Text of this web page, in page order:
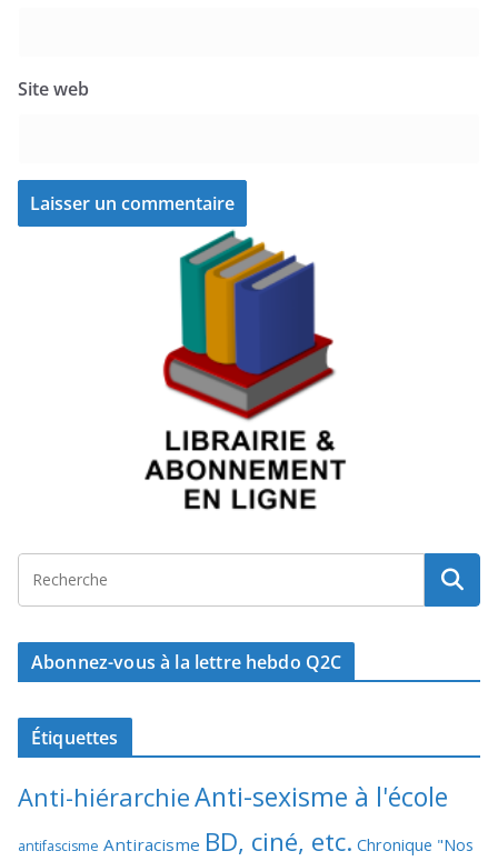
Site web
Abonnez-vous à la lettre hebdo Q2C
Étiquettes
Anti-hiérarchieAnti-sexisme à l'école
antifascisme Antiracisme BD, ciné, etc. Chronique "Nos